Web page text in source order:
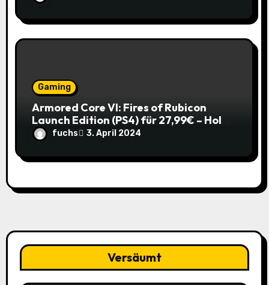
Gaming
Armored Core VI: Fires of Rubicon
Launch Edition (PS4) für 27,99€ – Hol
dir den Mech-Action Spaß zum
Spitzenpreis!
fuchs 3. April 2024
Versäumt